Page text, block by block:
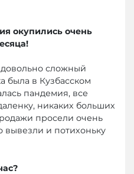
окупились очень
сложный
была в Кузбасском
пандемия, все
никаких больших
просели очень
вывезли и потихоньку